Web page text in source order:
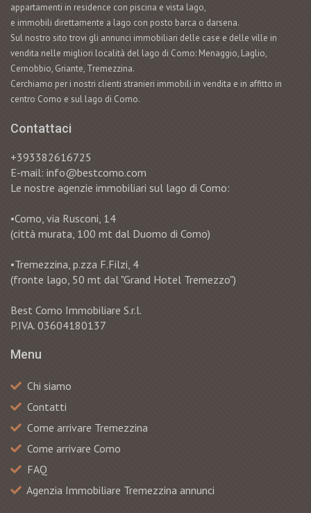
appartamenti in residence con piscina e vista lago,
e immobili direttamente a lago con posto barca o darsena.
Sul nostro sito trovi gli annunci immobiliari delle case e delle ville in
vendita nelle migliori località del lago di Como: Menaggio, Laglio,
Cernobbio, Griante, Tremezzina.
Cerchiamo per i nostri clienti stranieri immobili in vendita e in affitto in
centro Como e sul lago di Como.
Contattaci
+393382616725
E-mail: info@bestcomo.com
Le nostre agenzie immobiliari sul lago di Como:
•Como, via Rusconi, 14
(città murata, 100 mt dal Duomo di Como)
•Tremezzina, p.zza F.Filzi, 4
(fronte lago, 50 mt dal "Grand Hotel Tremezzo")
Best Como Immobiliare S.r.l.
P.IVA. 03604180137
Menu
Chi siamo
Contatti
Сome arrivare Tremezzina
Come arrivare Como
FAQ
Agenzia Immobiliare Tremezzina annunci